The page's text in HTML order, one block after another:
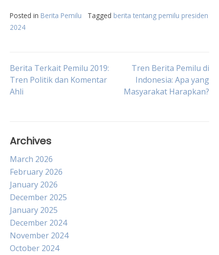
Posted in Berita Pemilu Tagged berita tentang pemilu presiden
2024
Post
navigation
Berita Terkait Pemilu 2019:
Tren Politik dan Komentar
Ahli
Tren Berita Pemilu di
Indonesia: Apa yang
Masyarakat Harapkan?
Archives
March 2026
February 2026
January 2026
December 2025
January 2025
December 2024
November 2024
October 2024